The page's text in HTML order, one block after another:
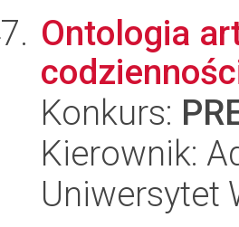
Ontologia
Konkurs:
Kierownik:
Uniwersytet